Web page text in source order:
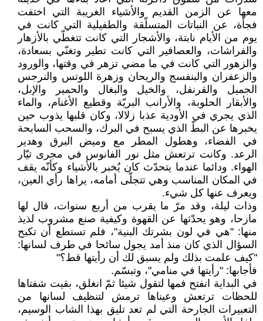
معها عن الزمن القديم والأشياء الغريبة التي اختفت
فجأة، عن النباتات المتسلّقة والطفيلية التي كانت في
يوم من الأيام نابتة، والأشجار التي كانت تتغطّي بالأزهار
والفراشات، والعصافير التي كانت تطير وتغنّي بسعادة،
والزهور التي كانت في ما مضي تزهر في وقتها، والورود
والزعفران والبنفسج والريحان وزهرة اللوتس والنرجس
الجميل والقرنفل، والخيل والبغال والحمير والإبل،
والأبقار الحلوبة، والأرانب البريّة وقطيع الأغنام، والماء
الذي يجري في الأودية عذبا زلالا، وكان قلبها يذوب حين
يخبرها عن البطّ الذي يسبح في البرك، والسحب السابحة
في الفضاء، وهطول المطر مع وميض البرق وهدير
الرعد. وكانت ترتعش مثل نور الفانوس في مجرى تيّار
الهواء. ودائما عندما يتحدّث كان يُخبر بالأشياء وكأنّه يقف
في المكان المناسب وهي تتجلّى أمامه، يراها رأي العين،
ويعرف عنها كل شيء.
وذات ليلة، وقد مرّ ما يقرب من أربع سنوات، قال لها
مازحا، وهو يحدّثها عن القهوة وكيفية صنع مشروب لذيذ
منها: "هي في لون بشرتك البنية"، فلم تستطع أن تكبح
السؤال الذي كان منذ أمد يجول سائحا في طرف لسانها:
"كيف علمت بذلك ولم يسبق لك أن رأيتها قط؟"
فأجابها: "رأيتها في منامي"، وتبسّم.
في البداية انفتح فمها لتقول شيئا ثمّ انغلق، بقيت شفتاها
للحظات ترتعش وعيناها ترمش لتنظيف لسانها من
التعبيرات الجارحة التي لم تعد تليق بهذا الشاب الوسيم،